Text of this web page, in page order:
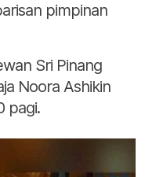
pimpinan
Sri Pinang
Noora Ashikin
pagi.